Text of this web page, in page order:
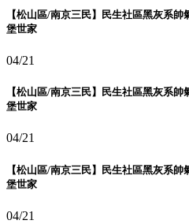
【松山區/南京三民】民生社區黑灰系
堡世家
04/21
【松山區/南京三民】民生社區黑灰系
堡世家
04/21
【松山區/南京三民】民生社區黑灰系
堡世家
04/21